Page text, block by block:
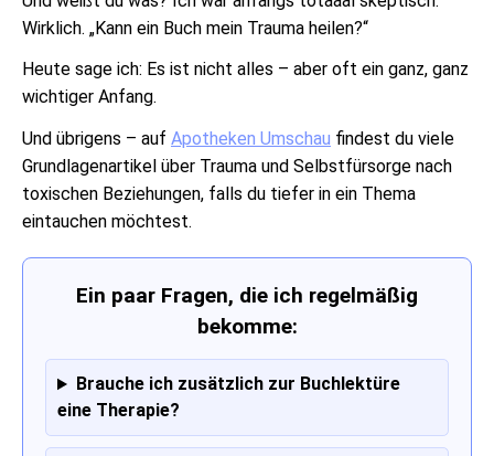
Wirklich. „Kann ein Buch mein Trauma heilen?“
Heute sage ich: Es ist nicht alles – aber oft ein ganz, ganz
wichtiger Anfang.
Und übrigens – auf Apotheken Umschau findest du viele
Grundlagenartikel über Trauma und Selbstfürsorge nach
toxischen Beziehungen, falls du tiefer in ein Thema
eintauchen möchtest.
Ein paar Fragen, die ich regelmäßig
bekomme:
Brauche ich zusätzlich zur Buchlektüre
eine Therapie?